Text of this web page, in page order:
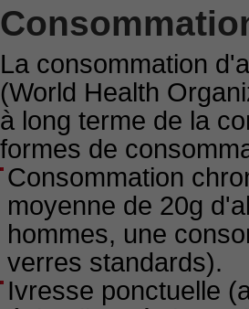
La consommation
(World Health
à long terme de la
formes de
Consommation
moyenne de 20g
hommes, une
verres standards).
Ivresse ponctuelle